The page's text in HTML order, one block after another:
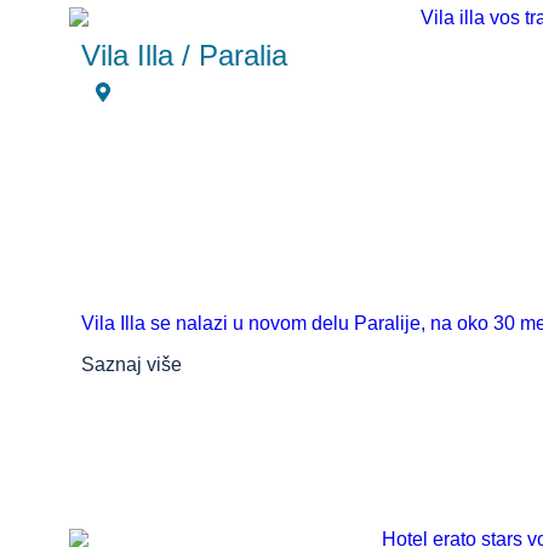
Vila Illa / Paralia
Vila Illa se nalazi u novom delu Paralije, na oko 30
Saznaj više